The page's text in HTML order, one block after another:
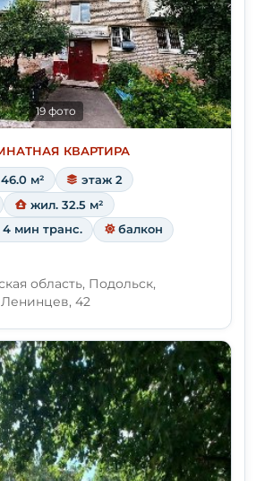
19 фото
КВАРТИРА
46.0 м²
этаж 2
жил. 32.5 м²
4 мин транс.
балкон
область, Подольск,
42